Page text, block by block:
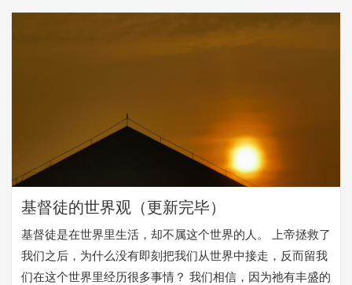
的催逼，和魔鬼牠们期待的恰恰相反，这种催逼就是——我
们日夜渴望能把我们的信仰彰显在生活的方方面面，让上帝
基督徒的世界观（更新完毕）
基督徒是在世界里生活，却不属这个世界的人。 上帝拯救了
我们之后，为什么没有即刻把我们从世界中接走，反而留我
们在这个世界里经历很多事情？ 我们相信，因为祂有丰盛的